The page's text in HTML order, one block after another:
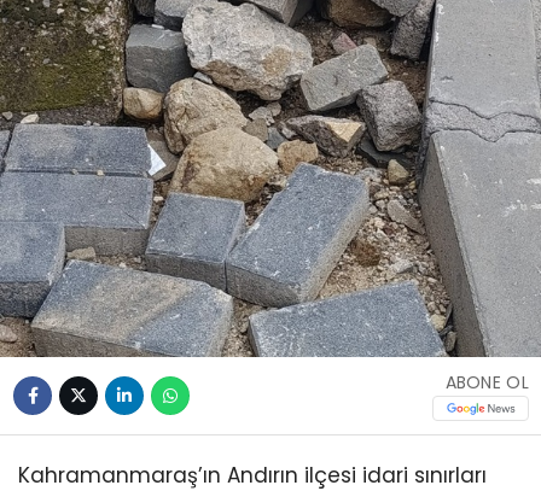
ABONE OL
Kahramanmaraş’ın Andırın ilçesi idari sınırları